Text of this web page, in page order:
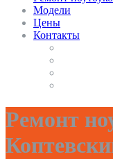
Модели
Цены
Контакты
Ремонт